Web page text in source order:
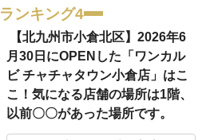
ランキング4
【北九州市小倉北区】2026年6
月30日にOPENした「ワンカル
ビ チャチャタウン小倉店」はこ
こ！気になる店舗の場所は1階、
以前〇〇があった場所です。